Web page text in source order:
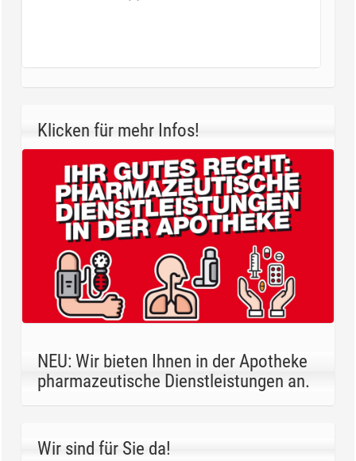
Klicken für mehr Infos!
NEU: Wir bieten Ihnen in der Apotheke
pharmazeutische Dienstleistungen an.
Wir sind für Sie da!